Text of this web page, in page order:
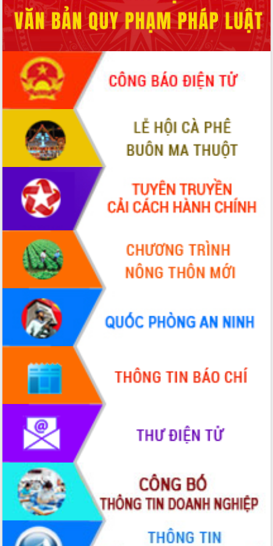
phá cơ chế - Hợp tác công tư
Đề án 06 tạo bước ngoặt đột phá trong
cải cách hành chính tỉnh Đắk Lắk
Kết nối tour, đẩy mạnh chuyển đổi số
để phát triển du lịch Đắk Lắk
Khởi động Dự án Đầu tư xây dựng hạ
tầng kỹ thuật Cụm công nghiệp Tân
Gặp mặt các cơ quan báo chí nhân Kỷ
niệm 101 năm Ngày Báo chí Cách
mạng Việt Nam
Đắk Lắk sơ kết 4 năm triển khai thực
hiện Đề án 06 của Chính phủ
Họp báo thông tin về Hội nghị Công bố
Quy hoạch và Xúc tiến đầu tư tỉnh Đắk
Lắk
Khơi thông điểm nghẽn, đẩy nhanh
giải ngân vốn khắc phục thiên tai
HĐND tỉnh thông qua điều chỉnh Quy
hoạch tỉnh thời kỳ 2021-2030
Hội thảo góp ý hồ sơ điều chỉnh quy
hoạch tỉnh Đắk Lắk thời kỳ 2021-2030,
tầm nhìn đến năm 2050
Nâng cao hiệu quả hoạt động của các
doanh nghiệp nhà nước
Hội nghị triển khai kết nối mạng
truyền số liệu chuyên dùng phục vụ cơ
quan Đảng, Nhà nước
Lễ phát động chuỗi hoạt động chung
tay làm sạch môi trường
Xã Ea Kar bước chuyển mình trong
công tác cải cách hành chính mô hình
UBND tỉnh họp báo định kỳ tháng 4
năm 2026
Hội thảo khoa học “Giải pháp thúc đẩy
phát triển nền kinh tế xanh tại tỉnh
Đắk Lắk”
Tăng cường giám sát, đôn đốc thực
hiện nhiệm vụ quản lý tài sản công
hàng tuần